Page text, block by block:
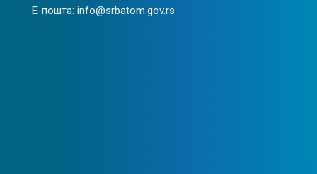
Е-пошта: info@srbatom.gov.rs